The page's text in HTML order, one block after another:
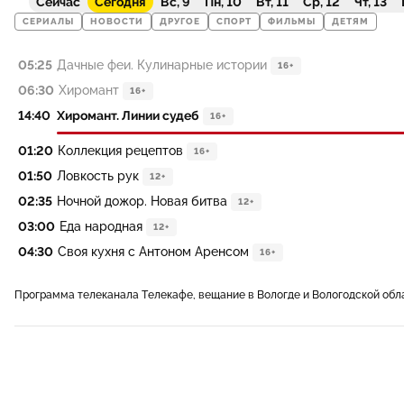
СЕРИАЛЫ НОВОСТИ ДРУГОЕ СПОРТ ФИЛЬМЫ ДЕТЯМ
05:25 Дачные феи. Кулинарные истории 16+
06:30 Хиромант 16+
14:40 Хиромант. Линии судеб 16+
01:20 Коллекция рецептов 16+
01:50 Ловкость рук 12+
02:35 Ночной дожор. Новая битва 12+
03:00 Еда народная 12+
04:30 Своя кухня с Антоном Аренсом 16+
Программа телеканала Телекафе, вещание в Вологде и Вологодской